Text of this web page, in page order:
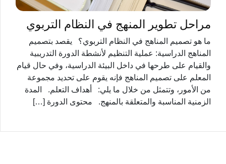
مراحل تطوير المنهج في النظام التربوي
ما هو تصميم المناهج في النظام التربوي؟ يقصد بتصميم
المناهج الدراسية: عملية التنظيم لأنشطة الدورة التدريبية
والقيام على طرحها في داخل البيئة الدراسية، وفي حال قيام
المعلم على تصميم المناهج فإنه يقوم على تحديد مجموعة
من الأمور، وتتمثل من خلال ما يلي: أهداف التعلم. المدة
الزمنية المناسبة والمتعلقة بالمنهج. محتوى الدورة […]